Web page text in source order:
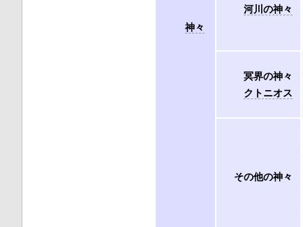
神々
河川の神々
冥界の神々
クトニオス
その他の神々